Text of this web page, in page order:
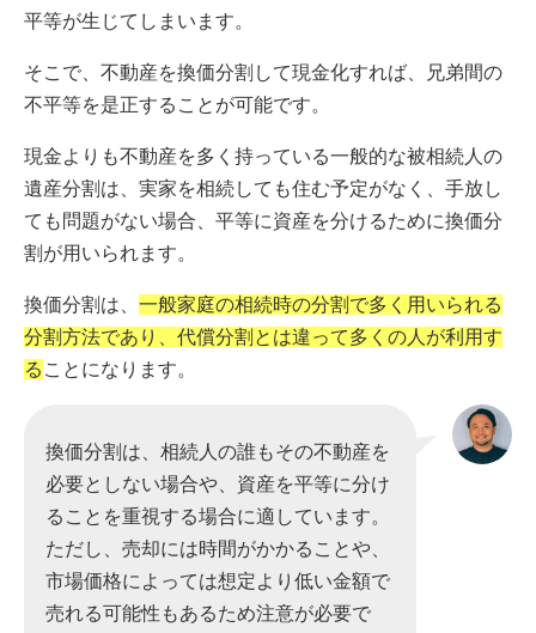
平等が生じてしまいます。
そこで、不動産を換価分割して現金化すれば、兄弟間の
不平等を是正することが可能です。
現金よりも不動産を多く持っている一般的な被相続人の
遺産分割は、実家を相続しても住む予定がなく、手放し
ても問題がない場合、平等に資産を分けるために換価分
割が用いられます。
換価分割は、 一般家庭の相続時の分割で多く用いられる
分割方法であり、代償分割とは違って多くの人が利用す
る ことになります。
換価分割は、相続人の誰もその不動産を
必要としない場合や、資産を平等に分け
ることを重視する場合に適しています。
ただし、売却には時間がかかることや、
市場価格によっては想定より低い金額で
売れる可能性もあるため注意が必要で